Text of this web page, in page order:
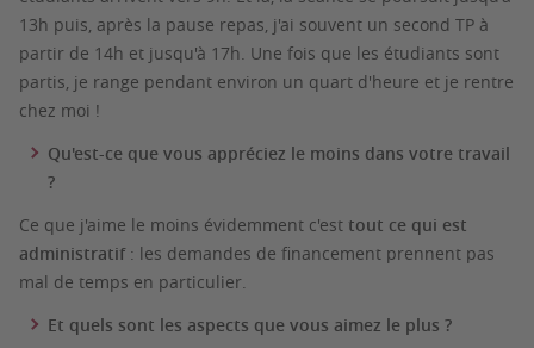
13h puis, après la pause repas, j'ai souvent un second TP à
partir de 14h et jusqu'à 17h. Une fois que les étudiants sont
partis, je range pendant environ un quart d'heure et je rentre
chez moi !
Qu'est-ce que vous appréciez le moins dans votre travail
?
Ce que j'aime le moins évidemment c'est tout ce qui est
administratif: les demandes de financement prennent pas
mal de temps en particulier.
Et quels sont les aspects que vous aimez le plus ?